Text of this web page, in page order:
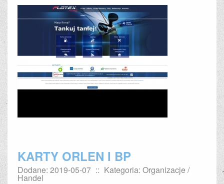
KARTY ORLEN I BP
Dodane: 2019-05-07 :: Kategoria: Organizacje /
Handel